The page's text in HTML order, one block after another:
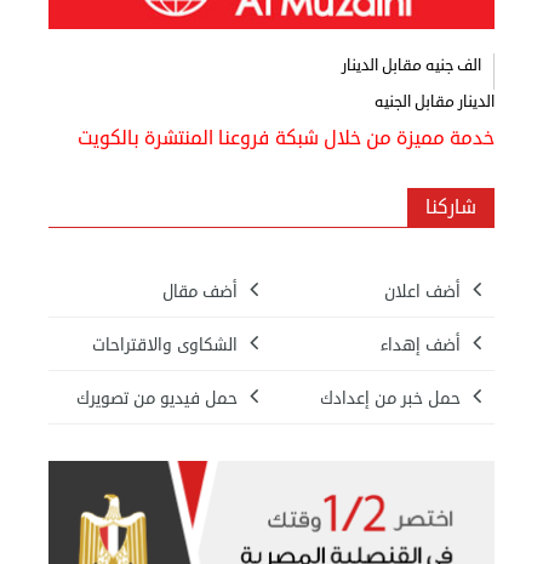
الف جنيه مقابل الدينار
الدينار مقابل الجنيه
خدمة مميزة من خلال شبكة فروعنا المنتشرة بالكويت
شاركنا
أضف اعلان أضف مقال
أضف إهداء الشكاوى والاقتراحات
حمل خبر من إعدادك حمل فيديو من تصويرك